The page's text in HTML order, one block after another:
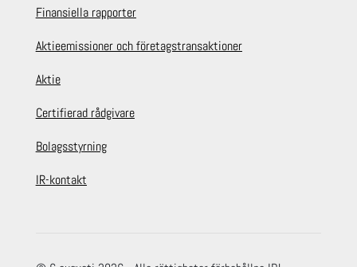
Finansiella rapporter
Aktieemissioner och företagstransaktioner
Aktie
Certifierad rådgivare
Bolagsstyrning
IR-kontakt